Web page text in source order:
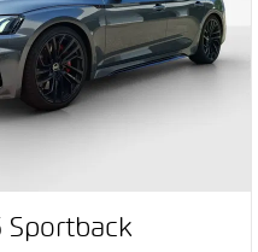
Sportback